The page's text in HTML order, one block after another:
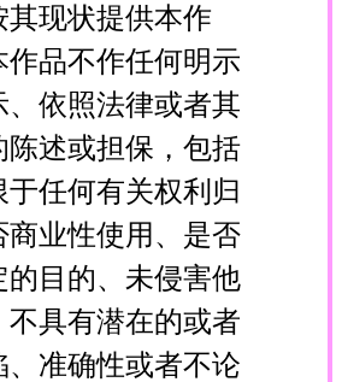
其现状提供本作
作品不作任何明示
、依照法律或者其
陈述或担保，包括
于任何有关权利归
商业性使用、是否
的目的、未侵害他
不具有潜在的或者
、准确性或者不论